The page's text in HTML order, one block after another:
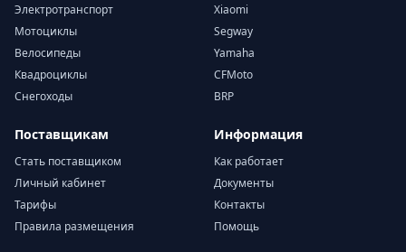
Электротранспорт
Мотоциклы
Велосипеды
Квадроциклы
Снегоходы
Xiaomi
Segway
Yamaha
CFMoto
BRP
Поставщикам
Стать поставщиком
Личный кабинет
Тарифы
Правила размещения
Информация
Как работает
Документы
Контакты
Помощь